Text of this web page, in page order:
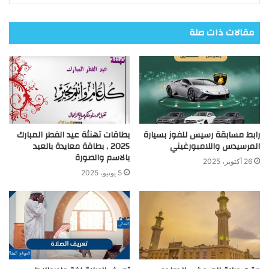
مقالات ذات صلة
رابط مسابقة رسيس للفوز بسيارة
المرسيدس واللامبورغيني
26 أكتوبر، 2025
بطاقات تهنئة عيد الفطر المبارك
2025 , بطاقة معايدة بالعيد
بالاسم والصورة
5 يونيو، 2025